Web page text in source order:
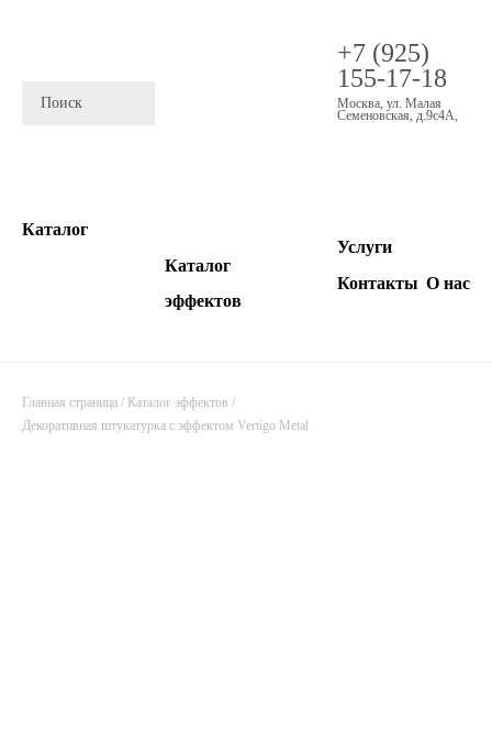
+7 (925)
155-17-18
Москва, ул. Малая
Семеновская, д.9с4А,
Каталог
Каталог
эффектов
Услуги
Контакты О нас
Главная страница / Каталог эффектов /
Декоративная штукатурка с эффектом Vertigo Metal